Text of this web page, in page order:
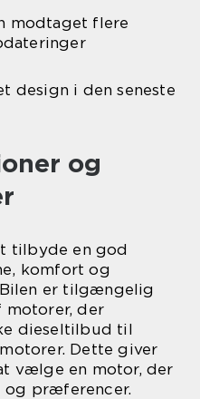
modtaget flere
design i den seneste
og
tilbyde en god
komfort og
er tilgængelig
motorer, der
dieseltilbud til
Dette giver
vælge en motor, der
og præferencer.